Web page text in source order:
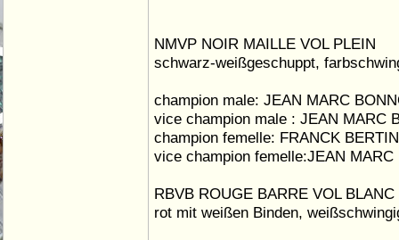
NMVP NOIR MAILLE VOL PLEIN
schwarz-weißgeschuppt,
champion male: JEAN MARC
vice champion male : JEAN MARC
champion femelle: FRANCK BERTIN
vice champion femelle:JEAN MARC
RBVB ROUGE BARRE VOL BLANC
rot mit weißen Binden,